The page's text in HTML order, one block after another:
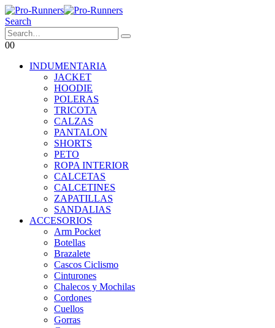
Search
00
INDUMENTARIA
JACKET
HOODIE
POLERAS
TRICOTA
CALZAS
PANTALON
SHORTS
PETO
ROPA INTERIOR
CALCETAS
CALCETINES
ZAPATILLAS
SANDALIAS
ACCESORIOS
Arm Pocket
Botellas
Brazalete
Cascos Ciclismo
Cinturones
Chalecos y Mochilas
Cordones
Cuellos
Gorras